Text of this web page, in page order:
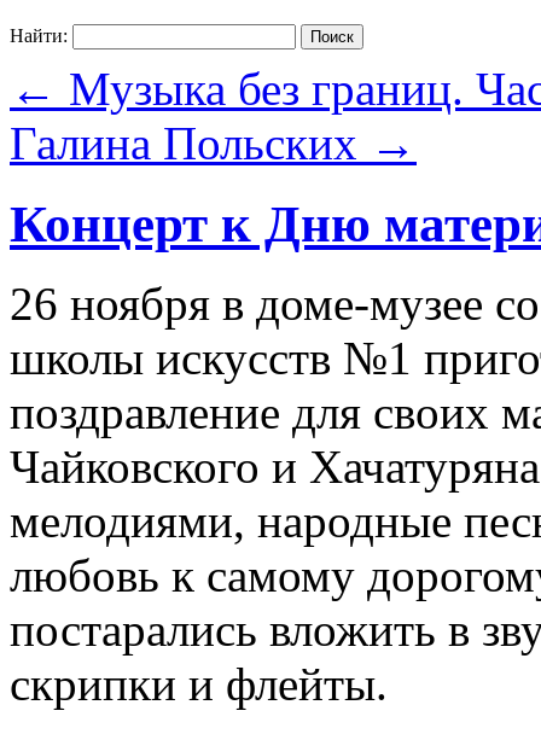
Найти:
← Музыка без границ.
Галина Польских →
Концерт к Дню
26 ноября в доме-музее
школы искусств №1
поздравление для своих
Чайковского и
мелодиями, народные
любовь к самому
постарались вложить в
скрипки и флейты.